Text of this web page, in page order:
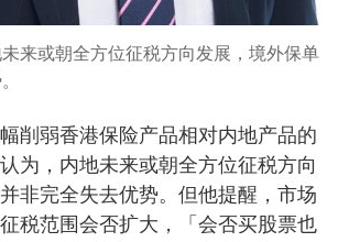
来或朝全方位征税方向发展，境外保单
削弱香港保险产品相对内地产品的
为，内地未来或朝全方位征税方向
非完全失去优势。但他提醒，市场
税范围会否扩大，「会否买股票也